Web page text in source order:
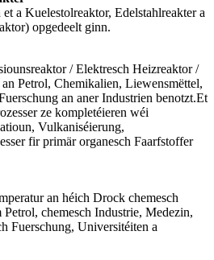
a Kuelestolreaktor, Edelstahlreakter a
opgedeelt ginn.
/ Elektresch Heizreaktor /
Petrol, Chemikalien, Liewensmëttel,
an aner Industrien benotzt.Et
ze kompletéieren wéi
Vulkaniséierung,
fir primär organesch Faarfstoffer
an héich Drock chemesch
chemesch Industrie, Medezin,
Fuerschung, Universitéiten a